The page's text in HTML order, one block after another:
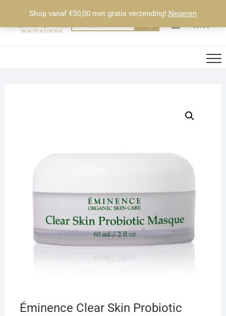
Shop vanaf €50,00 met gratis verzending! Negeren
de
naar:
0
Totaal
€0.00
Éminence Clear Skin Probiotic